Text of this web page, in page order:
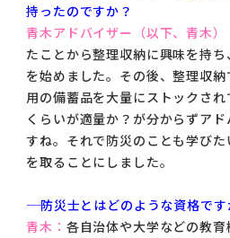
持ったのですか？
青木アドバイザー（以下、青木）
たことから整理収納に興味を持
を始めました。その後、整理収
用の備蓄品を大量にストックさ
くらいが適量か？が分からずア
すね。それで防災のことも学び
を取ることにしました。
―― 防災士とはどのような資格です
青木： 各自治体や大学などの教